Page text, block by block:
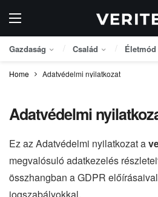
Gazdaság Család Életmód
Home Adatvédelmi nyilatkozat
Adatvédelmi
Ez az Adatvédelmi nyilatkozat a
megvalósuló adatkezelés
összhangban a GDPR